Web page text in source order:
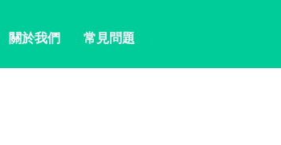
關於我們 常見問題